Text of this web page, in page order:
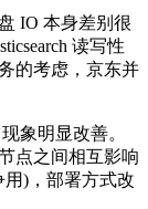
IO 本身差别很
读写性
的考虑，京东并
象明显改善。
点之间相互影响
)，部署方式改